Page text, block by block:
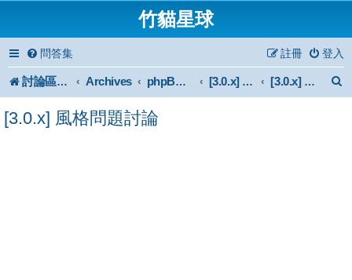
竹貓星球
問答集 登入
註冊
討論區首頁 Archives phpBB 3.0.x Forum Archive [3.0.x] Style [3.0.x] 風格問題討論
[3.0.x] 風格問題討論